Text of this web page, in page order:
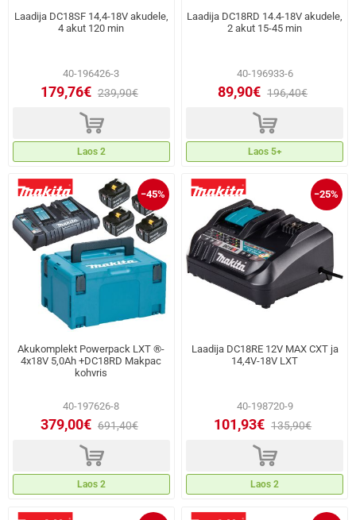
Laadija DC18SF 14,4-18V akudele,
4 akut 120 min
40-196426-3
179,76€ 239,90€
d
Laos 2
Laadija DC18RD 14.4-18V akudele,
2 akut 15-45 min
40-196933-6
89,90€ 196,40€
d
Laos 5+
−45%
Akukomplekt Powerpack LXT ®-
4x18V 5,0Ah +DC18RD Makpac
kohvris
40-197626-8
379,00€ 691,40€
d
Laos 2
−25%
Laadija DC18RE 12V MAX CXT ja
14,4V-18V LXT
40-198720-9
101,93€ 135,90€
d
Laos 2